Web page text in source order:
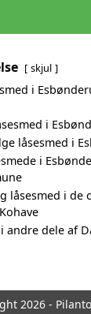
skjul
i
i
låsesmed i
i
låsesmed i de
andre dele af
2026 -